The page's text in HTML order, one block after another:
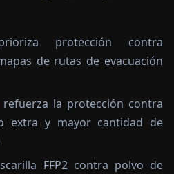
protección contra
de rutas de evacuación
refuerza la protección contra
extra y mayor cantidad de
FFP2 contra polvo de